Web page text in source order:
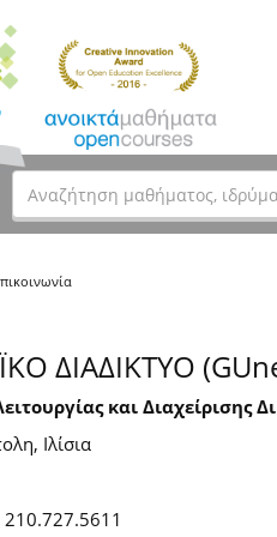
ΔΙΑΔΙΚΤΥΟ
και Διαχείρισης
Ιλίσια